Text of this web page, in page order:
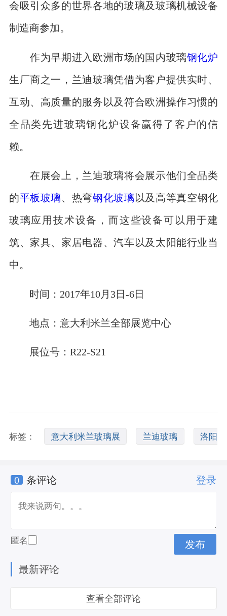
会吸引众多的世界各地的玻璃及玻璃机械设备
制造商参加。
作为早期进入欧洲市场的国内玻璃钢化炉
生厂商之一，兰迪玻璃凭借为客户提供实时、
互动、高质量的服务以及符合欧洲操作习惯的
全品类先进玻璃钢化炉设备赢得了客户的信
赖。
在展会上，兰迪玻璃将会展示他们全品类
的平板玻璃 、热弯钢化玻璃 以及高等真空钢化
玻璃应用技术设备，而这些设备可以用于建
筑、家具、家居电器、汽车以及太阳能行业当
中。
时间：2017年10月3日-6日
地点：意大利米兰全部展览中心
展位号：R22-S21
标签： 意大利米兰玻璃展 兰迪玻璃 洛阳
兰迪玻璃
0 条评论 登录
匿名
最新评论
查看全部评论